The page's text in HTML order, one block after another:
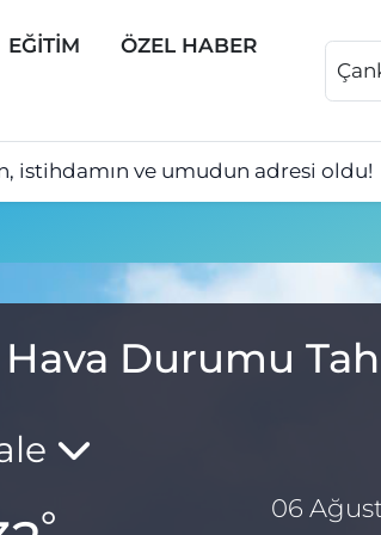
EĞİTİM ÖZEL HABER
istihdamın ve umudun adresi oldu!
Hava Durumu
° 06